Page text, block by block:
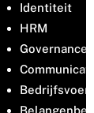
Identiteit
HRM
Governance
Communicatie